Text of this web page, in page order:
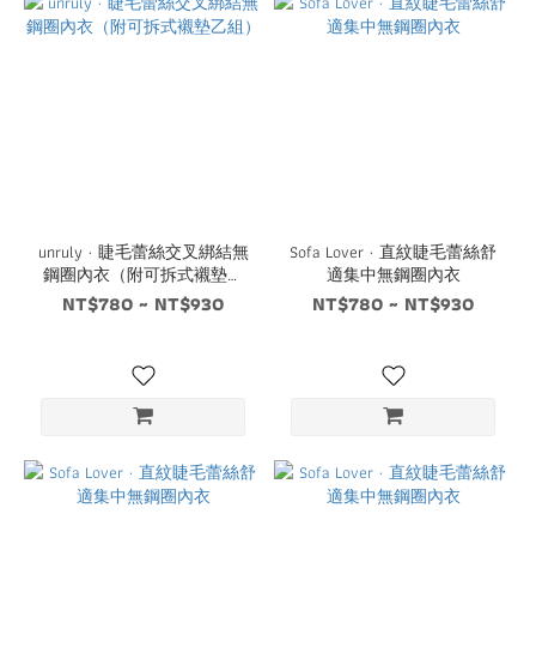
unruly · 睫毛蕾絲交叉綁結無
鋼圈內衣（附可拆式襯墊乙
組）
NT$780 ~ NT$930
Sofa Lover · 直紋睫毛蕾絲舒
適集中無鋼圈內衣
NT$780 ~ NT$930